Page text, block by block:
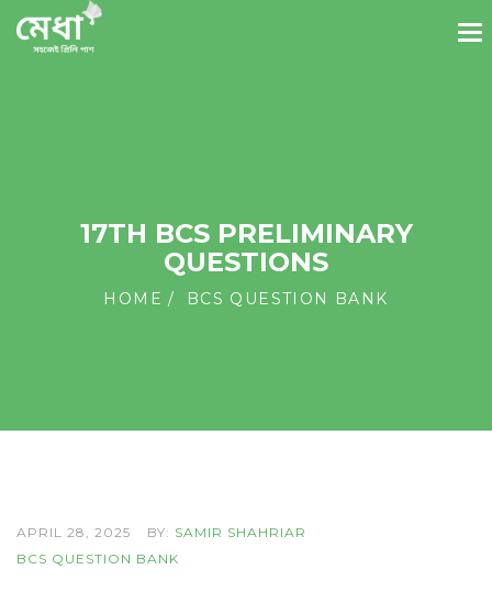
17TH BCS PRELIMINARY
QUESTIONS
HOME BCS QUESTION BANK
APRIL 28, 2025 BY: SAMIR SHAHRIAR
BCS QUESTION BANK